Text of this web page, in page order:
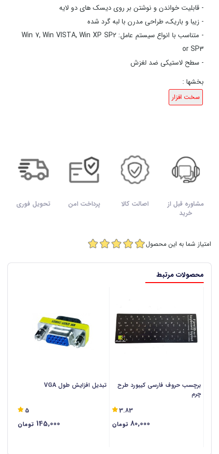
- قابلیت خواندن و نوشتن بر روی دیسک های دو لایه
- زیبا و باریک، طراحی مدرن با لبه گرد شده
- متناسب با انواع سیستم عامل: Win 7, Win VISTA, Win XP SP2
or SP3
- سطح لاستیکی ضد لغزش
بخشها :
سخت افزار
مشاوره قبل از
خرید
اصالت کالا پرداخت امن تحویل فوری
امتیاز شما به این محصول
محصولات مرتبط
برچسب حروف فارسی کیبورد طرح
چرم
3.83
80,000 تومان
تبدیل افزایش طول VGA
5
145,000 تومان